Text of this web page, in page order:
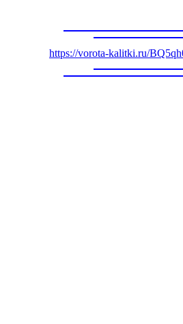
https://vorota-kalitki.ru/